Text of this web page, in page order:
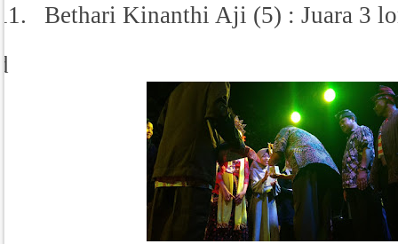
.
Bethari Kinanthi Aji (5) : Juara 3